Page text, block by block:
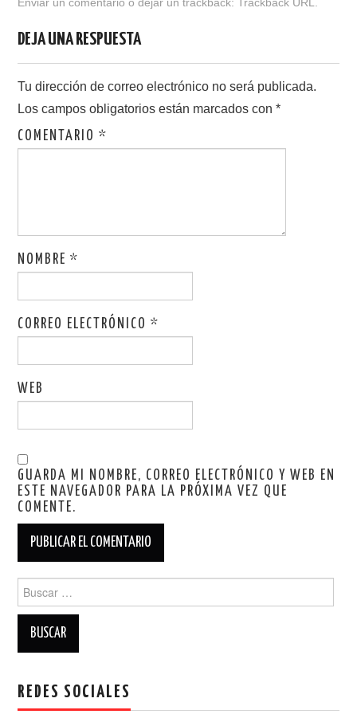
o
o
k
o
n
Enviar un comentario o dejar un trackback:Trackback URL.
DEJA UNA RESPUESTA
Tu dirección de correo electrónico no será publicada.
Los campos obligatorios están marcados con*
COMENTARIO*
NOMBRE*
CORREO ELECTRÓNICO*
WEB
GUARDA MI NOMBRE, CORREO ELECTRÓNICO Y WEB EN
ESTE NAVEGADOR PARA LA PRÓXIMA VEZ QUE
COMENTE.
Buscar:
REDES SOCIALES